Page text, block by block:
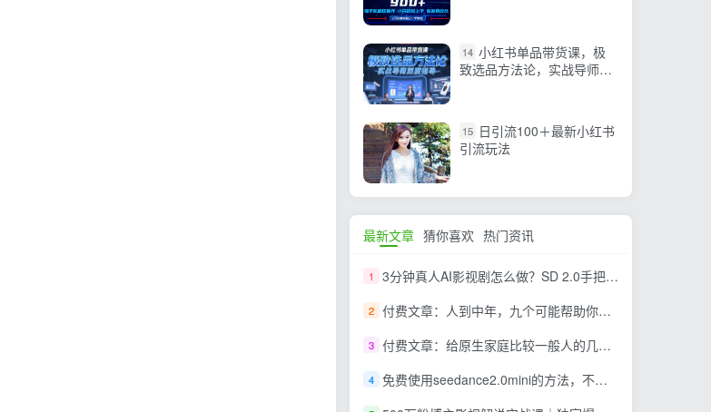
14 小红书单品带货课，极
致选品方法论，实战导师深
15 日引流100＋最新小红书
引流玩法
最新文章 猜你喜欢 热门资讯
1 3分钟真人AI影视剧怎么做？SD 2.0手把手完整制作流程｜Higgsfield 14天SD 2.0/2.5无限生成
2 付费文章：人到中年，九个可能帮助你延长寿命的习惯
3 付费文章：给原生家庭比较一般人的几点建议，打破阶层局限，实现个人与家族代际向上跃升
4 免费使用seedance2.0mini的方法，不能真人，可以无限10秒视频，9图+3音频参考